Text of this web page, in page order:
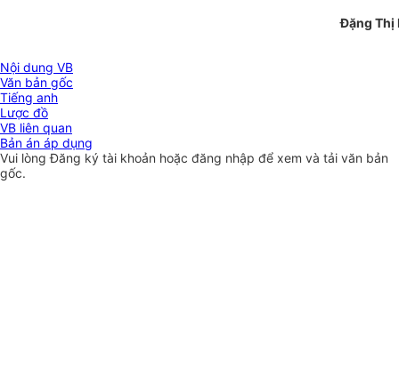
Đặng Thị
Nội dung VB
Văn bản gốc
Tiếng anh
Lược đồ
VB liên quan
Bản án áp dụng
Vui lòngĐăng ký tài khoản hoặc đăng nhập để xem và tải văn bản
gốc.